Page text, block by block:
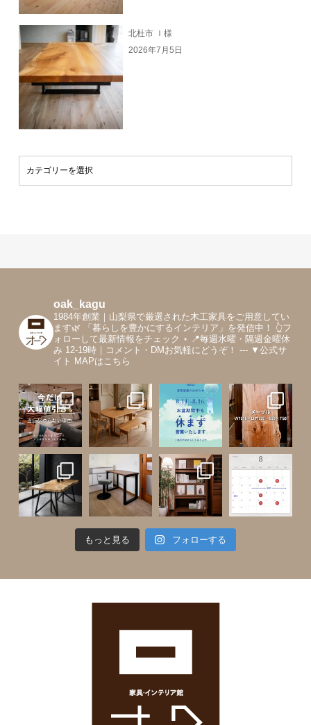
北杜市 Ｉ様
2026年7月5日
oak_kagu
1984年創業｜山梨県で厳選された木工家具をご用意してい
ます🌿 「暮らしを豊かにするインテリア」を発信中！
👆フ
ォローして最新情報をチェック ⋆ 📍毎週水曜・隔週金曜休
み 12-19時｜コメント・DMお気軽にどうぞ！
--- ▼公式サ
イト MAPはこちら
もっと見る フォローする